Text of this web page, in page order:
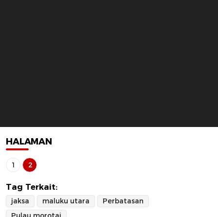
HALAMAN
1 2
Tag Terkait:
jaksa maluku utara
Perbatasan